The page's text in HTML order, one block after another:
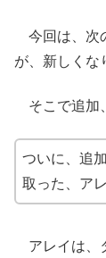
今回は、次
が、新しくな
そこで追加
ついに、追
取った、ア
アレイは、